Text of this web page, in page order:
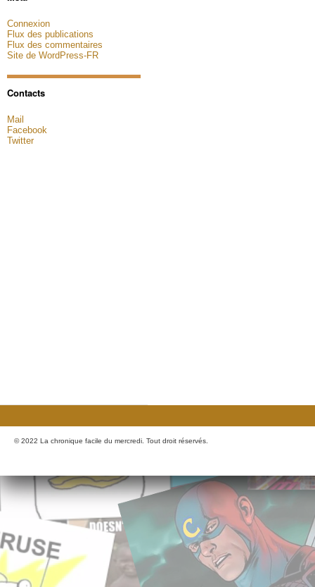
Connexion
Flux des publications
Flux des commentaires
Site de WordPress-FR
Contacts
Mail
Facebook
Twitter
© 2022 La chronique facile du mercredi. Tout droit réservés.